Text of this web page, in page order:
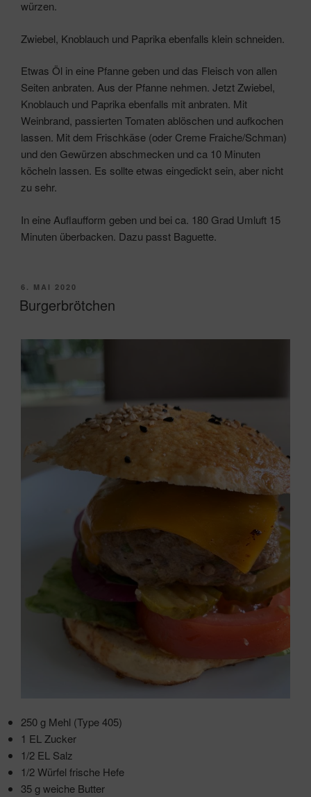
würzen.
Zwiebel, Knoblauch und Paprika ebenfalls klein schneiden.
Etwas Öl in eine Pfanne geben und das Fleisch von allen
Seiten anbraten. Aus der Pfanne nehmen. Jetzt Zwiebel,
Knoblauch und Paprika ebenfalls mit anbraten. Mit
Weinbrand, passierten Tomaten ablöschen und aufkochen
lassen. Mit dem Frischkäse (oder Creme Fraiche/Schman)
und den Gewürzen abschmecken und ca 10 Minuten
köcheln lassen. Es sollte etwas eingedickt sein, aber nicht
zu sehr.
In eine Auflaufform geben und bei ca. 180 Grad Umluft 15
Minuten überbacken. Dazu passt Baguette.
VERÖFFENTLICHT
AM
6. MAI 2020
Burgerbrötchen
250 g Mehl (Type 405)
1 EL Zucker
1/2 EL Salz
1/2 Würfel frische Hefe
35 g weiche Butter